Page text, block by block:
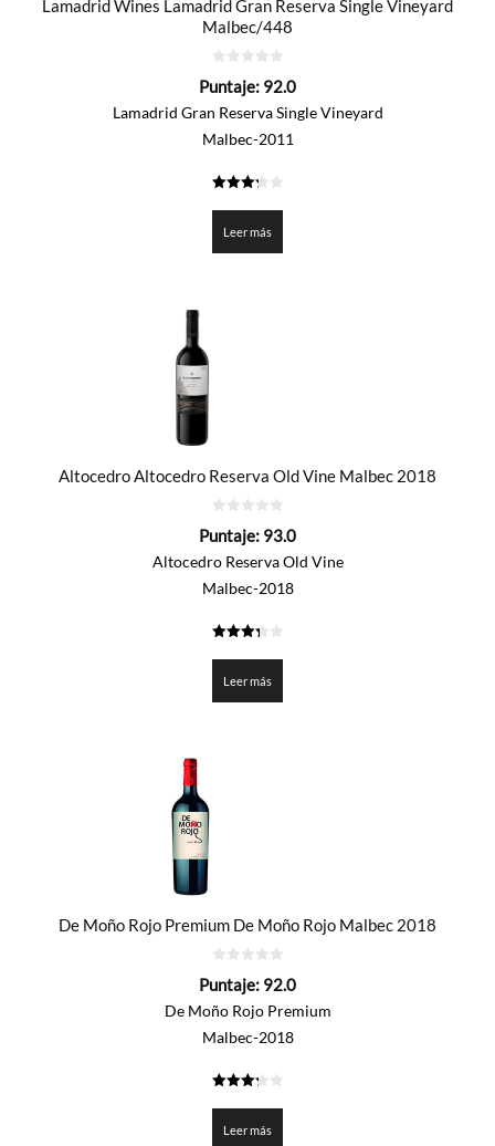
Lamadrid Wines Lamadrid Gran Reserva Single Vineyard
Malbec/448
de
Puntaje: 92.0
Lamadrid Gran Reserva Single Vineyard
Malbec-2011
de 5
Leer más
Altocedro Altocedro Reserva Old Vine Malbec 2018
de
Puntaje: 93.0
Altocedro Reserva Old Vine
Malbec-2018
de 5
Leer más
De Moño Rojo Premium De Moño Rojo Malbec 2018
de
Puntaje: 92.0
De Moño Rojo Premium
Malbec-2018
de 5
Leer más